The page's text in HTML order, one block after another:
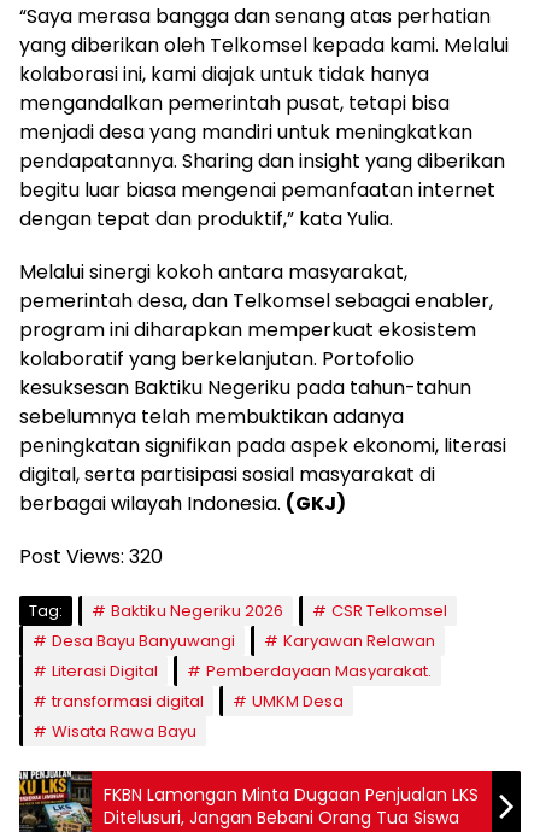
“Saya merasa bangga dan senang atas perhatian
yang diberikan oleh Telkomsel kepada kami. Melalui
kolaborasi ini, kami diajak untuk tidak hanya
mengandalkan pemerintah pusat, tetapi bisa
menjadi desa yang mandiri untuk meningkatkan
pendapatannya. Sharing dan insight yang diberikan
begitu luar biasa mengenai pemanfaatan internet
dengan tepat dan produktif,” kata Yulia.
Melalui sinergi kokoh antara masyarakat,
pemerintah desa, dan Telkomsel sebagai enabler,
program ini diharapkan memperkuat ekosistem
kolaboratif yang berkelanjutan. Portofolio
kesuksesan Baktiku Negeriku pada tahun-tahun
sebelumnya telah membuktikan adanya
peningkatan signifikan pada aspek ekonomi, literasi
digital, serta partisipasi sosial masyarakat di
berbagai wilayah Indonesia. (GKJ)
Post Views: 320
Tag: Baktiku Negeriku 2026
CSR Telkomsel
Desa Bayu Banyuwangi
Karyawan Relawan
Literasi Digital
Pemberdayaan Masyarakat.
transformasi digital
UMKM Desa
Wisata Rawa Bayu
FKBN Lamongan Minta Dugaan Penjualan LKS
Ditelusuri, Jangan Bebani Orang Tua Siswa